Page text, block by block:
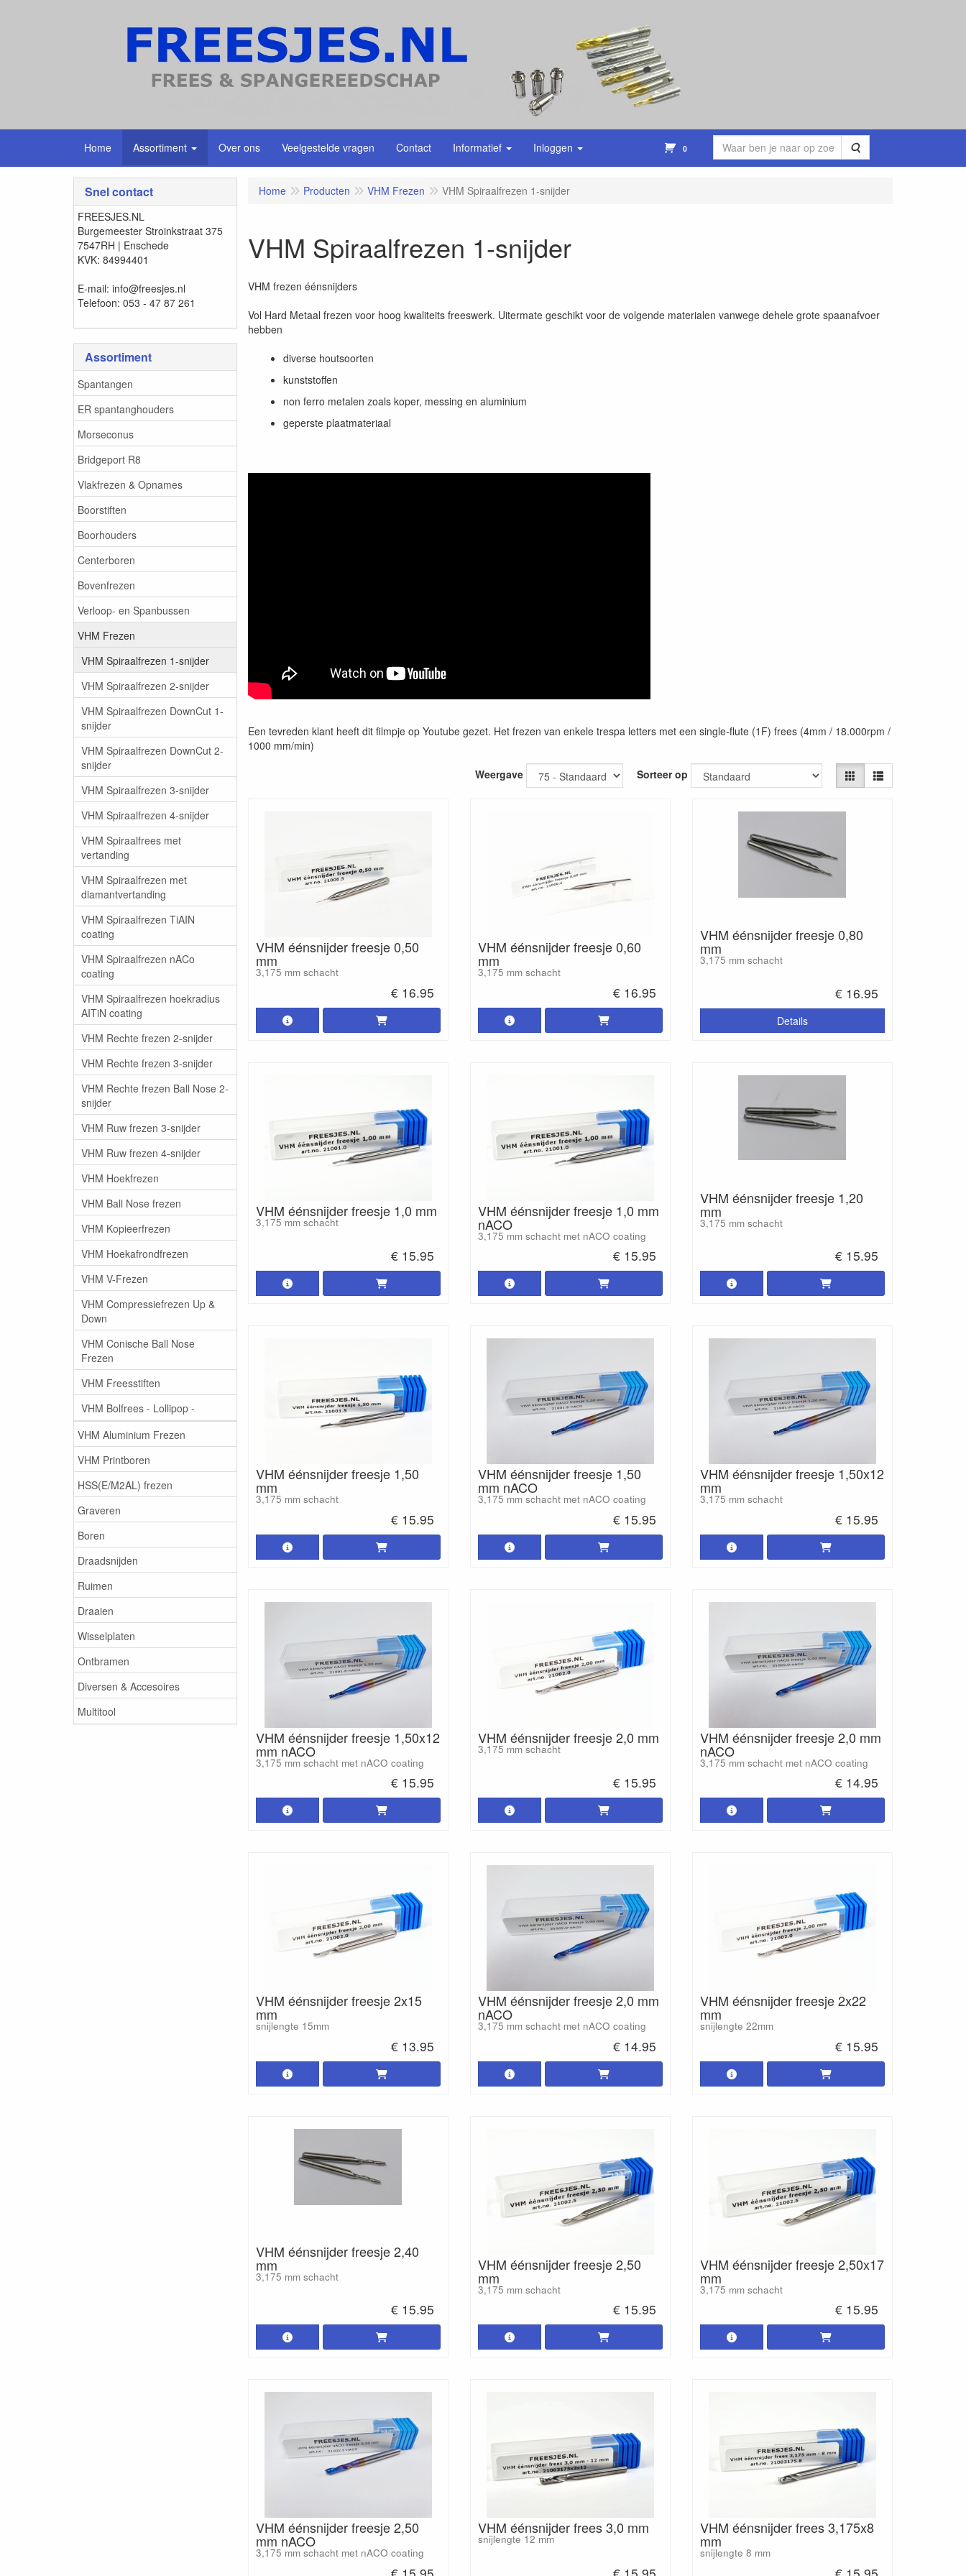
Home Assortiment Over ons Veelgestelde vragen Contact Informatief Inloggen Zoeken
0
Snel contact
FREESJES.NL
Burgemeester Stroinkstraat 375
7547RH | Enschede
KVK: 84994401
E-mail: info@freesjes.nl
Telefoon: 053 - 47 87 261
Assortiment
Spantangen
ER spantanghouders
Morseconus
Bridgeport R8
Vlakfrezen & Opnames
Boorstiften
Boorhouders
Centerboren
Bovenfrezen
Verloop- en Spanbussen
VHM Frezen
VHM Spiraalfrezen 1-snijder
VHM Spiraalfrezen 2-snijder
VHM Spiraalfrezen DownCut 1-
snijder
VHM Spiraalfrezen DownCut 2-
snijder
VHM Spiraalfrezen 3-snijder
VHM Spiraalfrezen 4-snijder
VHM Spiraalfrees met
vertanding
VHM Spiraalfrezen met
diamantvertanding
VHM Spiraalfrezen TiAIN
coating
VHM Spiraalfrezen nACo
coating
VHM Spiraalfrezen hoekradius
AITiN coating
VHM Rechte frezen 2-snijder
VHM Rechte frezen 3-snijder
VHM Rechte frezen Ball Nose 2-
snijder
VHM Ruw frezen 3-snijder
VHM Ruw frezen 4-snijder
VHM Hoekfrezen
VHM Ball Nose frezen
VHM Kopieerfrezen
VHM Hoekafrondfrezen
VHM V-Frezen
VHM Compressiefrezen Up &
Down
VHM Conische Ball Nose
Frezen
VHM Freesstiften
VHM Bolfrees - Lollipop -
VHM Aluminium Frezen
VHM Printboren
HSS(E/M2AL) frezen
Graveren
Boren
Draadsnijden
Ruimen
Draaien
Wisselplaten
Ontbramen
Diversen & Accesoires
Multitool
Home Producten VHM Frezen VHM Spiraalfrezen 1-snijder
VHM Spiraalfrezen 1-snijder
VHM frezen éénsnijders
Vol Hard Metaal frezen voor hoog kwaliteits freeswerk. Uitermate geschikt voor de volgende materialen vanwege dehele grote spaanafvoer
hebben
diverse houtsoorten
kunststoffen
non ferro metalen zoals koper, messing en aluminium
geperste plaatmateriaal
Een tevreden klant heeft dit filmpje op Youtube gezet. Het frezen van enkele trespa letters met een single-flute (1F) frees (4mm / 18.000rpm /
1000 mm/min)
Weergave
Sorteer op
VHM éénsnijder freesje 0,50
mm
3,175 mm schacht
€ 16.95
VHM éénsnijder freesje 0,60
mm
3,175 mm schacht
€ 16.95
VHM éénsnijder freesje 0,80
mm
3,175 mm schacht
€ 16.95
Details
VHM éénsnijder freesje 1,0 mm
3,175 mm schacht
€ 15.95
VHM éénsnijder freesje 1,0 mm
nACO
3,175 mm schacht met nACO coating
€ 15.95
VHM éénsnijder freesje 1,20
mm
3,175 mm schacht
€ 15.95
VHM éénsnijder freesje 1,50
mm
3,175 mm schacht
€ 15.95
VHM éénsnijder freesje 1,50
mm nACO
3,175 mm schacht met nACO coating
€ 15.95
VHM éénsnijder freesje 1,50x12
mm
3,175 mm schacht
€ 15.95
VHM éénsnijder freesje 1,50x12
mm nACO
3,175 mm schacht met nACO coating
€ 15.95
VHM éénsnijder freesje 2,0 mm
3,175 mm schacht
€ 15.95
VHM éénsnijder freesje 2,0 mm
nACO
3,175 mm schacht met nACO coating
€ 14.95
VHM éénsnijder freesje 2x15
mm
snijlengte 15mm
€ 13.95
VHM éénsnijder freesje 2,0 mm
nACO
3,175 mm schacht met nACO coating
€ 14.95
VHM éénsnijder freesje 2x22
mm
snijlengte 22mm
€ 15.95
VHM éénsnijder freesje 2,40
mm
3,175 mm schacht
€ 15.95
VHM éénsnijder freesje 2,50
mm
3,175 mm schacht
€ 15.95
VHM éénsnijder freesje 2,50x17
mm
3,175 mm schacht
€ 15.95
VHM éénsnijder freesje 2,50
mm nACO
3,175 mm schacht met nACO coating
VHM éénsnijder frees 3,0 mm
snijlengte 12 mm
VHM éénsnijder frees 3,175x8
mm
snijlengte 8 mm